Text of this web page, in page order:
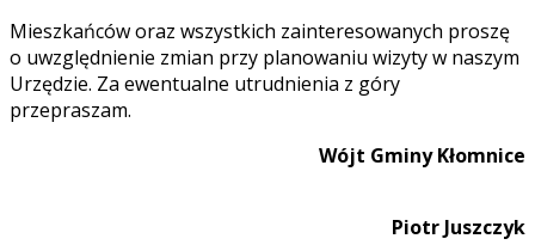
Mieszkańców oraz wszystkich zainteresowanych proszę
o uwzględnienie zmian przy planowaniu wizyty w naszym
Urzędzie. Za ewentualne utrudnienia z góry
przepraszam.
Wójt Gminy Kłomnice
Piotr Juszczyk